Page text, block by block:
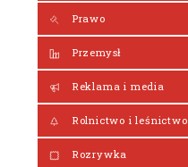
Prawo
Przemysł
Reklama i media
Rolnictwo i leśnictwo
Rozrywka